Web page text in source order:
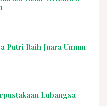
Putri Raih Juara Umum
Lubangsa